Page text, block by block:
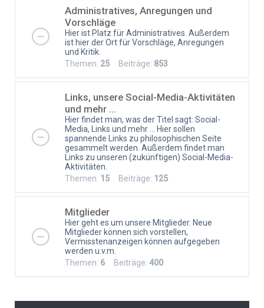
Administratives, Anregungen und
Vorschläge
Hier ist Platz für Administratives. Außerdem
ist hier der Ort für Vorschläge, Anregungen
und Kritik.
Themen: 25 Beiträge: 853
Links, unsere Social-Media-Aktivitäten
und mehr ...
Hier findet man, was der Titel sagt: Social-
Media, Links und mehr ... Hier sollen
spannende Links zu philosophischen Seite
gesammelt werden. Außerdem findet man
Links zu unseren (zukünftigen) Social-Media-
Aktivitäten.
Themen: 15 Beiträge: 125
Mitglieder
Hier geht es um unsere Mitglieder. Neue
Mitglieder können sich vorstellen,
Vermisstenanzeigen können aufgegeben
werden u.v.m.
Themen: 6 Beiträge: 400